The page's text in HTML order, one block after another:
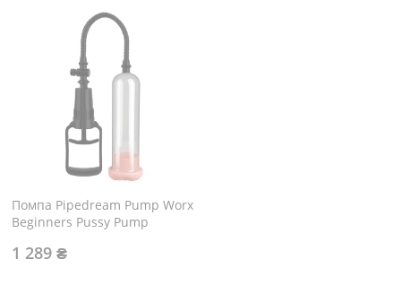
Помпа Pipedream Pump Worx
Beginners Pussy Pump
1 289 ₴